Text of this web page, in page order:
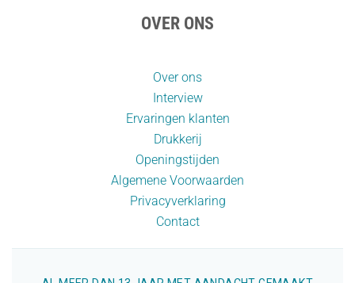
OVER ONS
Over ons
Interview
Ervaringen klanten
Drukkerij
Openingstijden
Algemene Voorwaarden
Privacyverklaring
Contact